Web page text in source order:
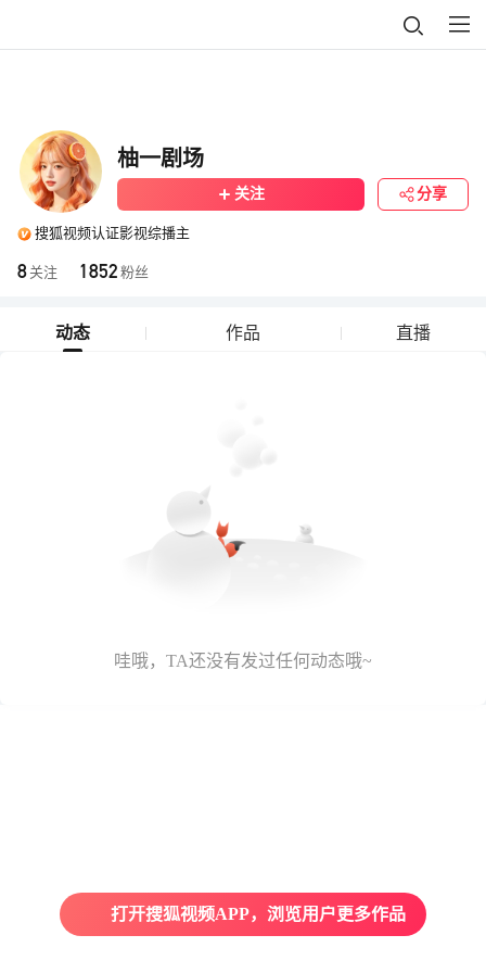
柚一剧场
关注 分享
搜狐视频认证影视综播主
8 关注 1852 粉丝
动态 作品 直播
哇哦，TA还没有发过任何动态哦~
打开搜狐视频APP，浏览用户更多作品